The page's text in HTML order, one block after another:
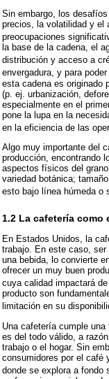
Sin embargo, los
precios, la volatilidad y el
preocupaciones
la base de la cadena, el
distribución y acceso a
envergadura, y para
esta cadena es originado
(p. ej. urbanización,
especialmente en el
pone la lupa en la
en la eficiencia de las
Algo muy importante del
producción, encontrando
aspectos físicos del
variedad botánica;
esto bajo línea húmeda o
1.2 La cafetería como
En Estados Unidos, la
trabajo. En este caso, ser
una bebida, lo convierte
ofrecer un muy buen
cuya calidad impactará
producto son
limitación en su
Una cafetería cumple
es del todo válido, a
trabajo o el hogar. Sin
consumidores por el café
donde se explora a fondo